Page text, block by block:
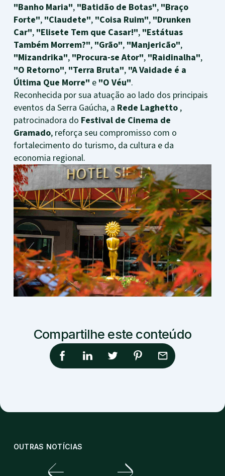
"Banho Maria", "Batidão de Botas", "Braço
Forte", "Claudete", "Coisa Ruim", "Drunken
Car", "Elisete Tem que Casar!", "Estátuas
Também Morrem?", "Grão", "Manjericão",
"Mizandrika", "Procura-se Ator", "Raidinalha",
"O Retorno", "Terra Bruta", "A Vaidade é a
Última Que Morre" e "O Véu".
Reconhecida por sua atuação ao lado dos principais
eventos da Serra Gaúcha, a Rede Laghetto ,
patrocinadora do Festival de Cinema de
Gramado, reforça seu compromisso com o
fortalecimento do turismo, da cultura e da
economia regional.
Compartilhe este conteúdo
OUTRAS NOTÍCIAS